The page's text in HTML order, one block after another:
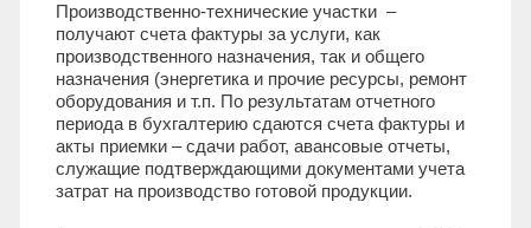
Производственно-технические участки –
получают счета фактуры за услуги, как
производственного назначения, так и общего
назначения (энергетика и прочие ресурсы, ремонт
оборудования и т.п. По результатам отчетного
периода в бухгалтерию сдаются счета фактуры и
акты приемки – сдачи работ, авансовые отчеты,
служащие подтверждающими документами учета
затрат на производство готовой продукции.